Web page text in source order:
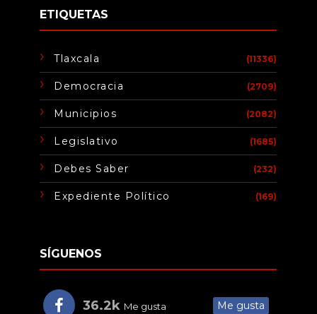
ETIQUETAS
Tlaxcala (11336)
Democracia (2709)
Municipios (2082)
Legislativo (1685)
Debes Saber (232)
Expediente Político (169)
SÍGUENOS
36.2k Me gusta Me gusta